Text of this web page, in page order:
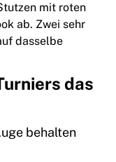
mit roten
ab. Zwei sehr
dasselbe
das
behalten